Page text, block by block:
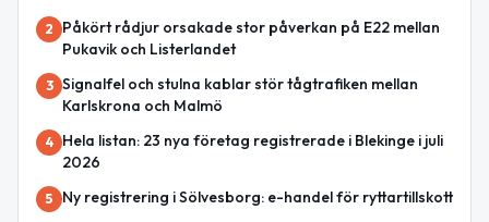
2
Påkört rådjur orsakade stor påverkan på E22 mellan
Pukavik och Listerlandet
3 Signalfel och stulna kablar stör tågtrafiken mellan
Karlskrona och Malmö
4
Hela listan: 23 nya företag registrerade i Blekinge i juli
2026
5 Ny registrering i Sölvesborg: e-handel för ryttartillskott